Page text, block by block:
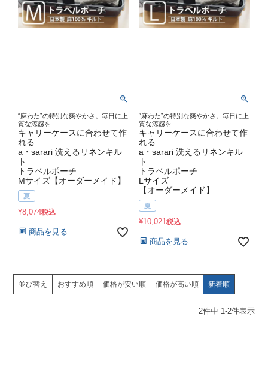
“麻わた”の特別な爽やかさ。毎日に上
質な涼感を
キャリーケースに合わせて作
れる
a・sarari 洗えるリネンキル
ト
トラベルポーチ
Mサイズ【オーダーメイド】
夏
¥8,074税込
商品を見る
“麻わた”の特別な爽やかさ。毎日に上
質な涼感を
キャリーケースに合わせて作
れる
a・sarari 洗えるリネンキル
ト
トラベルポーチ
Lサイズ
【オーダーメイド】
夏
¥10,021税込
商品を見る
並び替え おすすめ順 価格が安い順 価格が高い順 新着順
2件中 1-2件表示